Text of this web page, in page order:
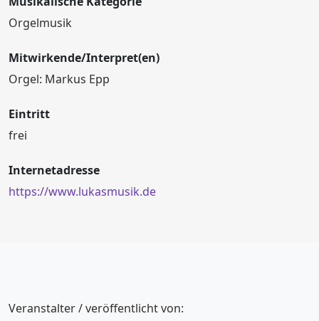
Orgelmusik
Mitwirkende/Interpret(en)
Orgel: Markus Epp
Eintritt
frei
Internetadresse
https://www.lukasmusik.de
Veranstalter / veröffentlicht von: